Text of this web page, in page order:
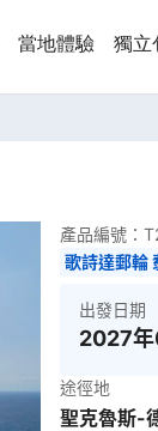
當地體驗 獨立
產品編號：
歌詩達郵輪
出發日期
2027年
途徑地
聖克魯斯-